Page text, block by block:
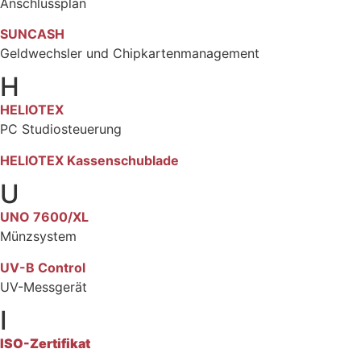
SUNCASH
Geldwechsler und Chipkartenmanagement
H
HELIOTEX
PC Studiosteuerung
HELIOTEX Kassenschublade
U
UNO 7600/XL
Münzsystem
UV-B Control
UV-Messgerät
I
ISO-Zertifikat